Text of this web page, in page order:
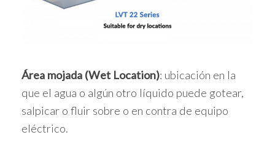
Área mojada (Wet Location): ubicación en la
que el agua o algún otro líquido puede gotear,
salpicar o fluir sobre o en contra de equipo
eléctrico.